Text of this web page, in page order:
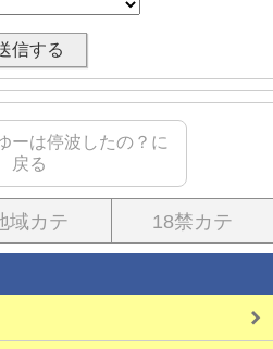
ーは停波したの？に
戻る
域カテ 18禁カテ